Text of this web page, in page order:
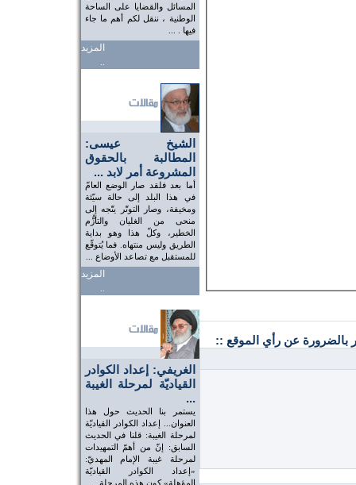
المسائل والقضايا على الساحة
الوطنية ، ننقل لكم أهم ما جاء
فيها . ...
المزيد
..
الشيخ عيسى:
المطالبة بالحقوق
المشروعة أمر لابد ...
أما بعد فلقد صار الوضع العامّ
في هذا البلد إلى حالة سيّئة
ومخيفة، وصار التوتّر يتّجه إلى
منحى من الغليان والتأزُّم
الخطير، وكلّ هذا وهو بداية
الطريق وليس منتهاه. فما يُتوقّع
للمستقبل مع تصاعد الأوضاع ...
المزيد
..
الغريفي: إعداد الكوادر
القياديّة لمرحلة الغيبة
...
يستمر بنا الحديث حول هذا
العنوان... إعداد الكوادر القياديّة
لمرحلة الغيبة: قلنا في الحديث
السابق: إنّ من أهمّ التمهيدات
لمرحلة غيبة الإمام المهديّ:
«إعداد الكوادر القياديّة
المؤهلة» كون هذه المرحلة ...
بالضرورة عن رأي الموقع ::